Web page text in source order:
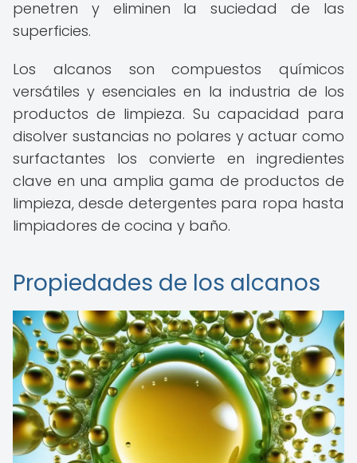
penetren y eliminen la suciedad de las
superficies.
Los alcanos son compuestos químicos
versátiles y esenciales en la industria de los
productos de limpieza. Su capacidad para
disolver sustancias no polares y actuar como
surfactantes los convierte en ingredientes
clave en una amplia gama de productos de
limpieza, desde detergentes para ropa hasta
limpiadores de cocina y baño.
Propiedades de los alcanos